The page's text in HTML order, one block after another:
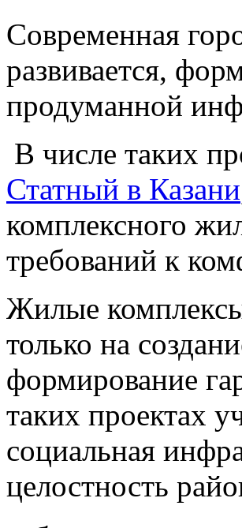
Современная
развивается,
продуманной
В числе таких
Статный в Казани
комплексного
требований к
Жилые
только на
формирование
таких проектах
социальная
целостность